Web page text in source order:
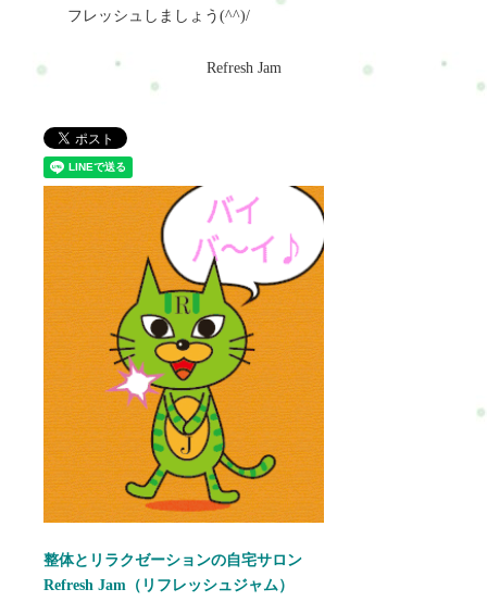
フレッシュしましょう(^^)/
Refresh Jam
整体とリラクゼーションの自宅サロン
Refresh Jam（リフレッシュジャム）